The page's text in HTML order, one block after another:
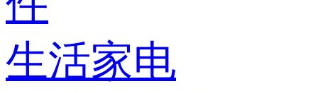
生活家电